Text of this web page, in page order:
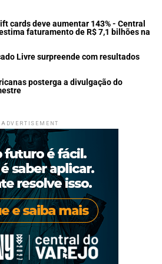
cards deve aumentar 143% - Central
faturamento de R$ 7,1 bilhões na
Livre surpreende com resultados
posterga a divulgação do
ADVERTISEMENT